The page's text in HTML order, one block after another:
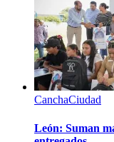
CanchaCiudad
León: Suman